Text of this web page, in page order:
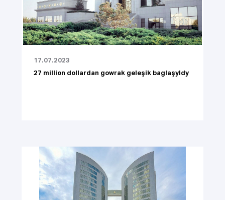
17.07.2023
27 million dollardan gowrak geleşik baglaşyldy